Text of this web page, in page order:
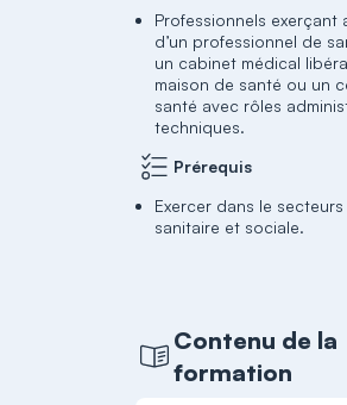
Professionnels exerçant
d’un professionnel de
un cabinet médical
maison de santé ou un
santé avec rôles
techniques.
Prérequis
Exercer dans le
sanitaire et sociale.
Contenu de la
formation